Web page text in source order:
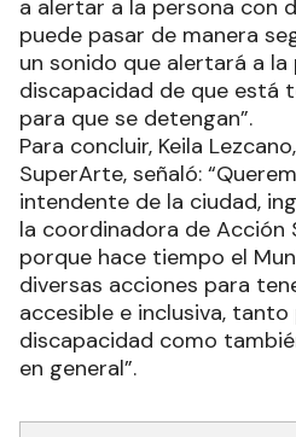
a alertar a la persona con
puede pasar de manera
un sonido que alertará a la
discapacidad de que está
para que se detengan”.
Para concluir, Keila
SuperArte, señaló:
intendente de la ciudad,
la coordinadora de Acción
porque hace tiempo el
diversas acciones para
accesible e inclusiva,
discapacidad como
en general”.